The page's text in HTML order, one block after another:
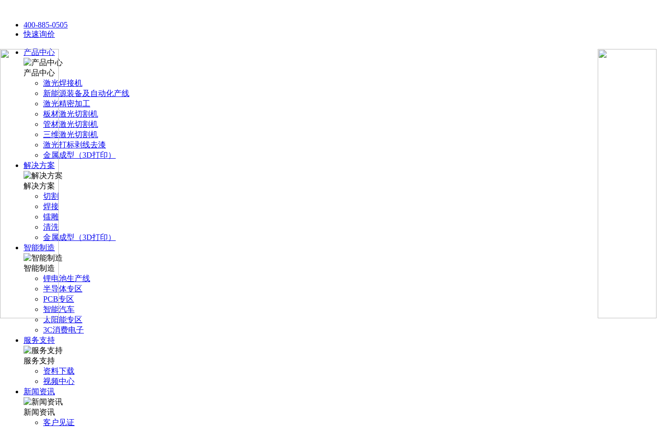
400-885-0505
快速询价
产品中心
产品中心
激光焊接机
新能源装备及自动化产线
激光精密加工
板材激光切割机
管材激光切割机
三维激光切割机
激光打标剥线去漆
金属成型（3D打印）
解决方案
解决方案
切割
焊接
镭雕
清洗
金属成型（3D打印）
智能制造
智能制造
锂电池生产线
半导体专区
PCB专区
智能汽车
太阳能专区
3C消费电子
服务支持
服务支持
资料下载
视频中心
新闻资讯
新闻资讯
客户见证